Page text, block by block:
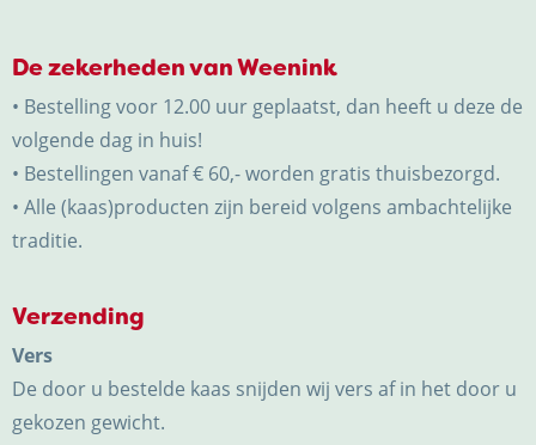
De zekerheden van Weenink
• Bestelling voor 12.00 uur geplaatst, dan heeft u deze de
volgende dag in huis!
• Bestellingen vanaf € 60,- worden gratis thuisbezorgd.
• Alle (kaas)producten zijn bereid volgens ambachtelijke
traditie.
Verzending
Vers
De door u bestelde kaas snijden wij vers af in het door u
gekozen gewicht.